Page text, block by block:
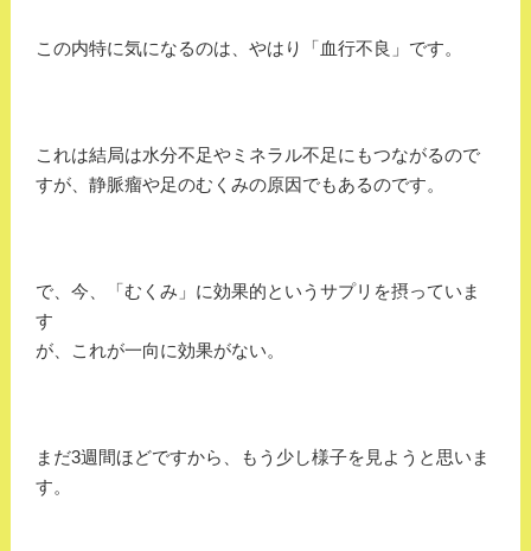
この内特に気になるのは、やはり「血行不良」です。
これは結局は水分不足やミネラル不足にもつながるので
すが、静脈瘤や足のむくみの原因でもあるのです。
で、今、「むくみ」に効果的というサプリを摂っていま
す
が、これが一向に効果がない。
まだ3週間ほどですから、もう少し様子を見ようと思いま
す。